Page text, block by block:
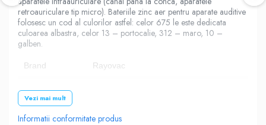
retroauriculare tip micro). Bateriile zinc aer pentru aparate auditive
folosesc un cod al culorilor astfel: celor 675 le este dedicata
culoarea albastra, celor 13 – portocalie, 312 – maro, 10 –
galben.
Brand Rayovac
Tip
Vezi mai mult
Informatii conformitate produs